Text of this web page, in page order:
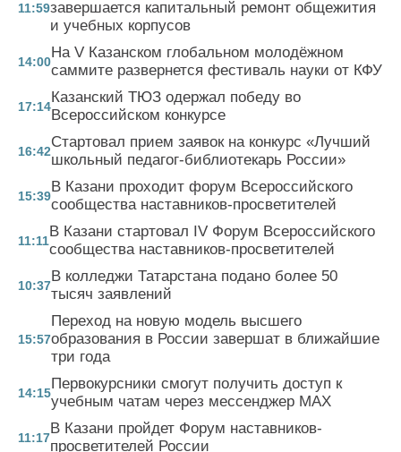
11:59завершается капитальный ремонт общежития
и учебных корпусов
14:00
На V Казанском глобальном молодёжном
саммите развернется фестиваль науки от КФУ
17:14
Казанский ТЮЗ одержал победу во
Всероссийском конкурсе
16:42
Стартовал прием заявок на конкурс «Лучший
школьный педагог-библиотекарь России»
15:39
В Казани проходит форум Всероссийского
сообщества наставников-просветителей
11:11
В Казани стартовал IV Форум Всероссийского
сообщества наставников-просветителей
10:37
В колледжи Татарстана подано более 50
тысяч заявлений
15:57
Переход на новую модель высшего
образования в России завершат в ближайшие
три года
14:15
Первокурсники смогут получить доступ к
учебным чатам через мессенджер MAX
11:17
В Казани пройдет Форум наставников-
просветителей России